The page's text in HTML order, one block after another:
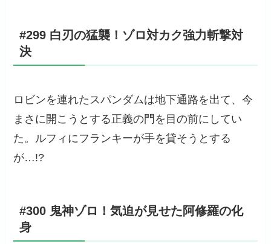
#299 白刃の猛襲！ゾロ対カク強力斬撃対
決
ロビンを連れたスパンダムは地下通路を出て、今
まさに開こうとする正義の門を目の前にしてい
た。ルフィにフランキーが手を貸そうとする
が…!?
#300 鬼神ゾロ！気迫が見せた阿修羅の化
身